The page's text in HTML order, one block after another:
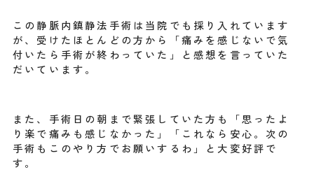
この静脈内鎮静法手術は当院でも採り入れています
が、受けたほとんどの方から「痛みを感じないで気
付いたら手術が終わっていた」と感想を言っていた
だいています。
また、手術日の朝まで緊張していた方も「思ったよ
り楽で痛みも感じなかった」「これなら安心。次の
手術もこのやり方でお願いするわ」と大変好評で
す。